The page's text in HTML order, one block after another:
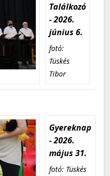
Találkozó
- 2026.
június 6.
fotó:
Tüskés
Tibor
Gyereknap
- 2026.
május 31.
fotó: Tüskés